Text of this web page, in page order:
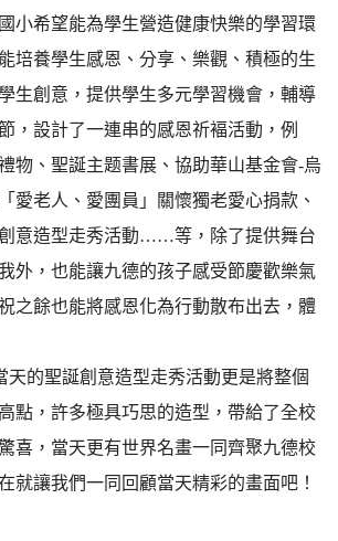
小希望能為學生營造健康快樂的學習環
培養學生感恩、分享、樂觀、積極的生
生創意，提供學生多元學習機會，輔導
，設計了一連串的感恩祈褔活動，例
物、聖誕主题書展、協助華山基金會-烏
愛老人、愛團員」關懷獨老愛心捐款、
意造型走秀活動……等，除了提供舞台
外，也能讓九德的孩子感受節慶歡樂氣
之餘也能將感恩化為行動散布出去，體
天的聖誕創意造型走秀活動更是將整個
點，許多極具巧思的造型，帶給了全校
喜，當天更有世界名畫一同齊聚九德校
就讓我們一同回顧當天精彩的畫面吧！